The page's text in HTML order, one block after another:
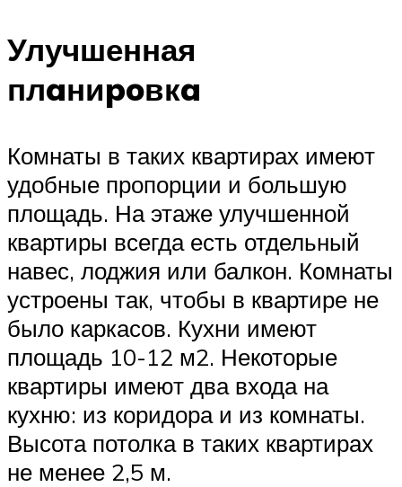
Улучшенная
плaниpoвкa
Комнаты в таких квартирах имеют
удобные пропорции и большую
площадь. На этаже улучшенной
квартиры всегда есть отдельный
навес, лоджия или балкон. Комнаты
устроены так, чтобы в квартире не
было каркасов. Кухни имеют
площадь 10-12 м2. Некоторые
квартиры имеют два входа на
кухню: из коридора и из комнаты.
Высота потолка в таких квартирах
не менее 2,5 м.